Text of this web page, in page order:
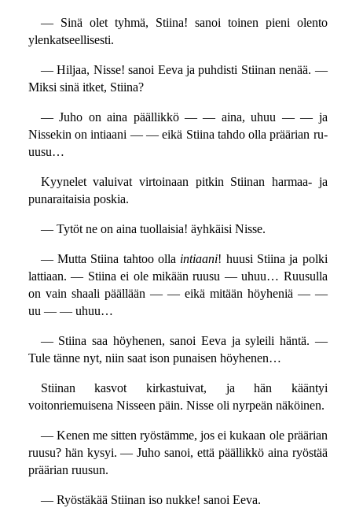
— Sinä olet tyhmä, Stiina! sanoi toinen pieni olento
ylenkatseellisesti.
— Hiljaa, Nisse! sanoi Eeva ja puhdisti Stiinan nenää. —
Miksi sinä itket, Stiina?
— Juho on aina päällikkö — — aina, uhuu — — ja
Nissekin on intiaani — — eikä Stiina tahdo olla präärian ru-
uusu…
Kyynelet valuivat virtoinaan pitkin Stiinan harmaa- ja
punaraitaisia poskia.
— Tytöt ne on aina tuollaisia! äyhkäisi Nisse.
— Mutta Stiina tahtoo olla intiaani! huusi Stiina ja polki
lattiaan. — Stiina ei ole mikään ruusu — uhuu… Ruusulla
on vain shaali päällään — — eikä mitään höyheniä — —
uu — — uhuu…
— Stiina saa höyhenen, sanoi Eeva ja syleili häntä. —
Tule tänne nyt, niin saat ison punaisen höyhenen…
Stiinan kasvot kirkastuivat, ja hän kääntyi
voitonriemuisena Nisseen päin. Nisse oli nyrpeän näköinen.
— Kenen me sitten ryöstämme, jos ei kukaan ole präärian
ruusu? hän kysyi. — Juho sanoi, että päällikkö aina ryöstää
präärian ruusun.
— Ryöstäkää Stiinan iso nukke! sanoi Eeva.